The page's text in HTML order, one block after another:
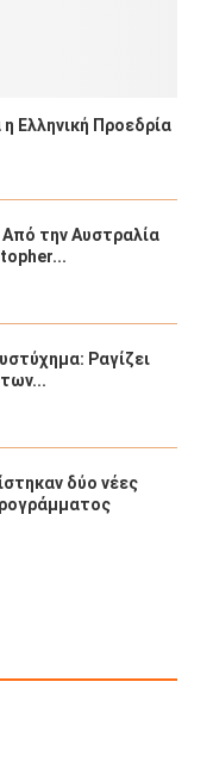
Ελληνική Προεδρία
την Αυστραλία
Ραγίζει
δύο νέες